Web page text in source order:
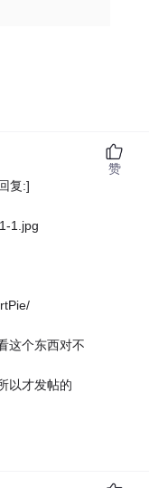
复:]
1.jpg
这个东西对不
以才发帖的
赞